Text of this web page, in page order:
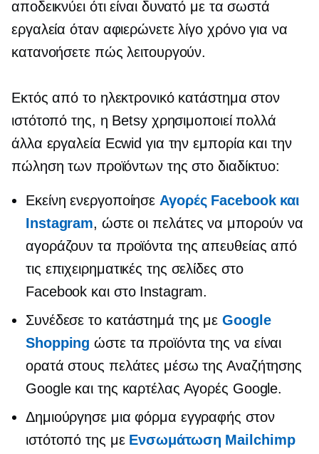
αποδεικνύει ότι είναι δυνατό με τα σωστά
εργαλεία όταν αφιερώνετε λίγο χρόνο για να
κατανοήσετε πώς λειτουργούν.
Εκτός από το ηλεκτρονικό κατάστημα στον
ιστότοπό της, η Betsy χρησιμοποιεί πολλά
άλλα εργαλεία Ecwid για την εμπορία και την
πώληση των προϊόντων της στο διαδίκτυο:
Εκείνη ενεργοποίησε Αγορές Facebook και
Instagram, ώστε οι πελάτες να μπορούν να
αγοράζουν τα προϊόντα της απευθείας από
τις επιχειρηματικές της σελίδες στο
Facebook και στο Instagram.
Συνέδεσε το κατάστημά της μεGoogle
Shopping ώστε τα προϊόντα της να είναι
ορατά στους πελάτες μέσω της Αναζήτησης
Google και της καρτέλας Αγορές Google.
Δημιούργησε μια φόρμα εγγραφής στον
ιστότοπό της με Ενσωμάτωση Mailchimp